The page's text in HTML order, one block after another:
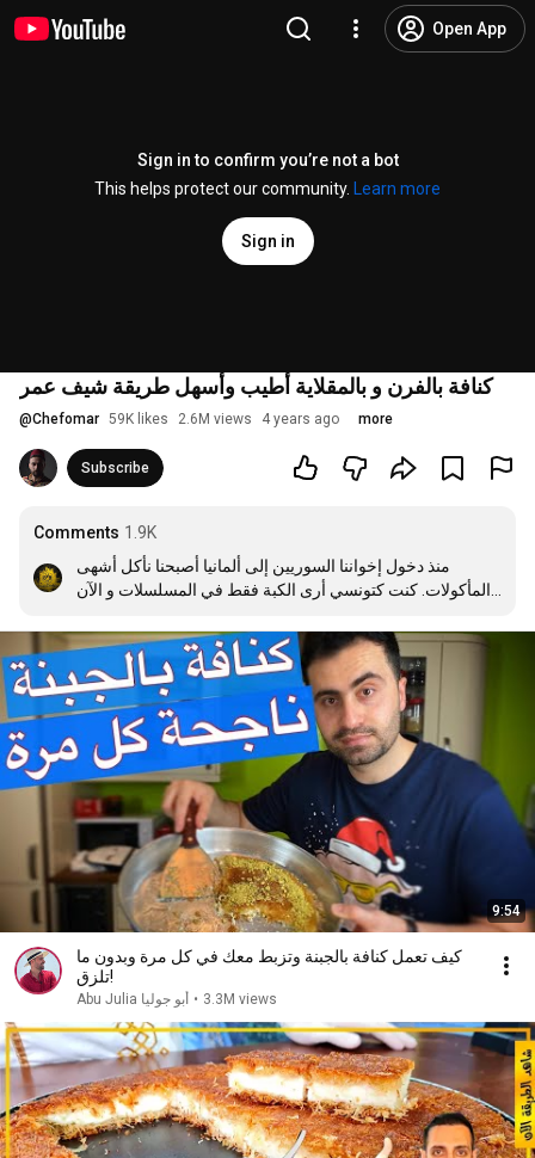
Open App
Sign in to confirm you’re not a bot
This helps protect our community.
Learn more
Sign in
كنافة بالفرن و بالمقلاية أطيب وأسهل طريقة شيف عمر
@Chefomar 59K likes 2.6M views 4 years ago more
Subscribe
Comments 1.9K
منذ دخول إخواننا السوريين إلى ألمانيا أصبحنا نأكل أشهى
المأكولات. كنت كتونسي أرى الكبة فقط في المسلسلات و الآن
أعظم المطابخ و احبها إلى قلبي.
9:54
كيف تعمل كنافة بالجبنة وتزبط معك في كل مرة وبدون ما
تلزق!
Abu Julia أبو جوليا • 3.3M views